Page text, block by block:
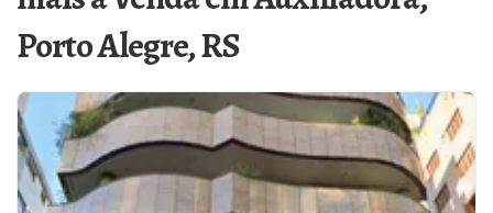
Porto Alegre, RS